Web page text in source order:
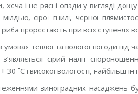
хоча і не рясні опади у вигляді
сірої гнилі, чорної
гриба проростають при всіх
теплої та вологої погоди під
сірий наліт
30 ˚С і високої вологості, найбільш
виноградних насаджень